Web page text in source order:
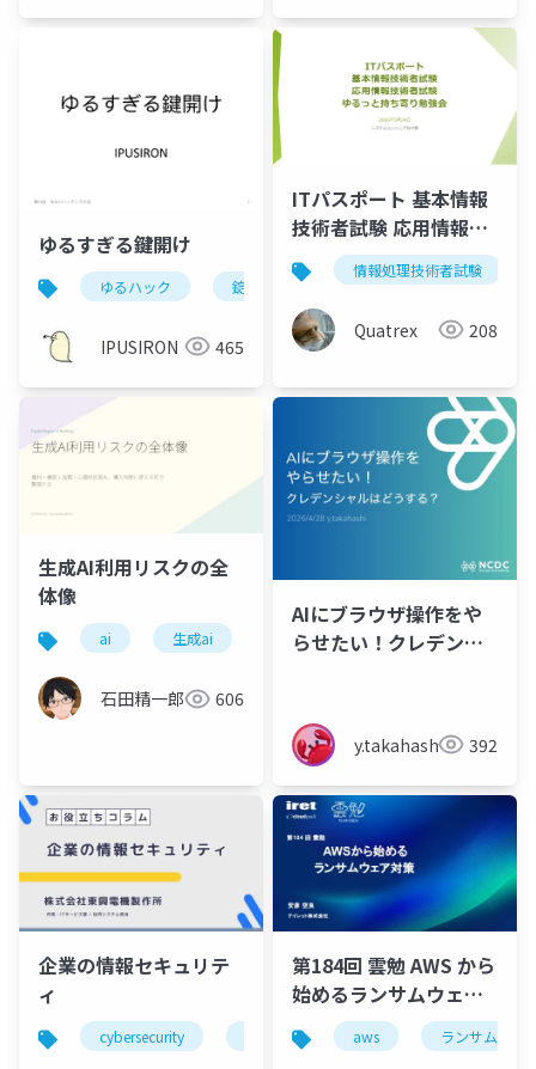
ゆるすぎる鍵開け
ゆるハック 錠前 物理的セキュリティ
IPUSIRON 465
ITパスポート 基本情報
技術者試験 応用情報技
術者試験 ゆるっと持ち
寄り勉強会
情報処理技術者試験
Quatrex 208
生成AI利用リスクの全
体像
ai 生成ai codex claude code
石田精一郎 606
AIにブラウザ操作をや
らせたい！クレデンシ
y.takahashi 392
企業の情報セキュリテ
ィ
cybersecurity industrial espionage regulation
第184回 雲勉 AWS から
始めるランサムウェア
対策
aws ランサムウェ